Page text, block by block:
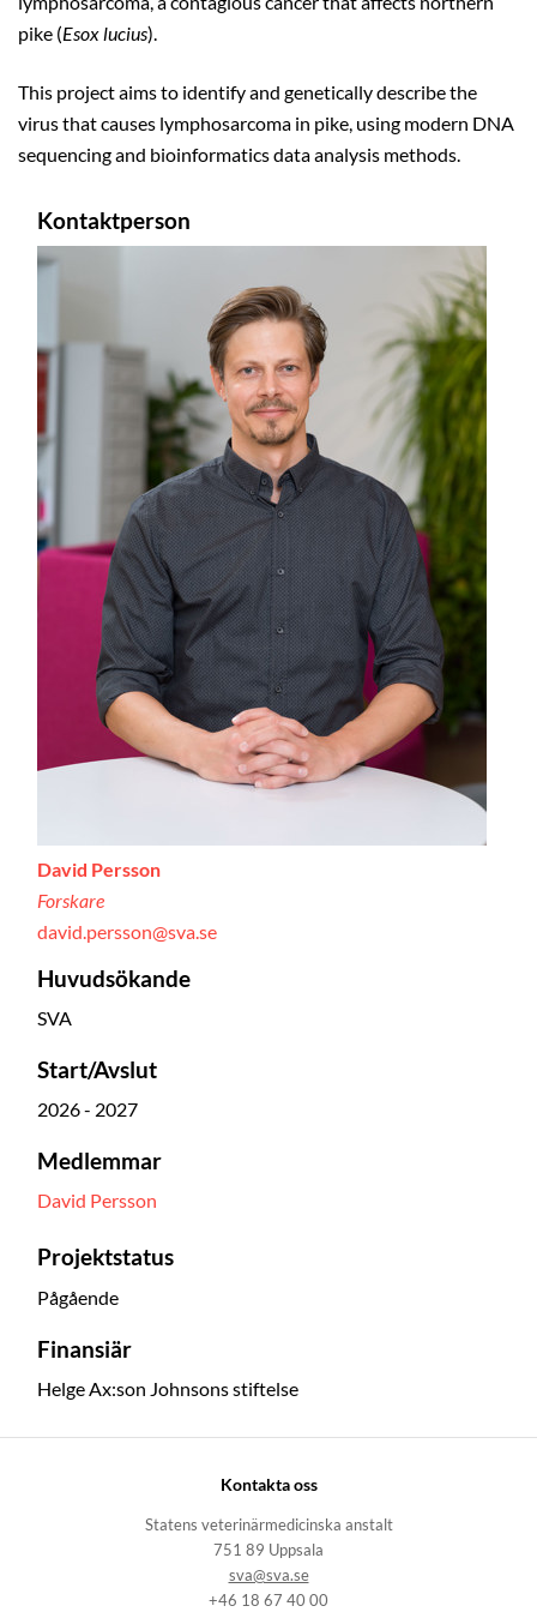
pike (Esox lucius).
This project aims to identify and genetically describe the
virus that causes lymphosarcoma in pike, using modern DNA
sequencing and bioinformatics data analysis methods.
Kontaktperson
David Persson
Forskare
david.persson@sva.se
Huvudsökande
SVA
Start/Avslut
2026 - 2027
Medlemmar
David Persson
Projektstatus
Pågående
Finansiär
Helge Ax:son Johnsons stiftelse
Kontakta oss
Statens veterinärmedicinska anstalt
751 89 Uppsala
sva@sva.se
+46 18 67 40 00